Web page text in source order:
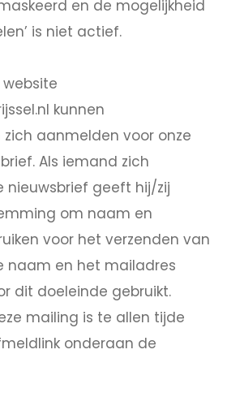
en de mogelijkheid
is niet actief.
kunnen
aanmelden voor onze
Als iemand zich
nieuwsbrief geeft hij/zij
om naam en
voor het verzenden van
naam en het mailadres
dit doeleinde gebruikt.
mailing is te allen tijde
onderaan de